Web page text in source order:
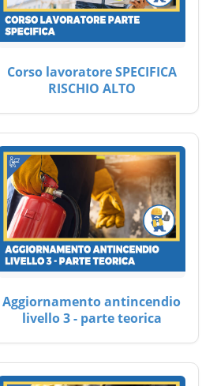
Corso lavoratore SPECIFICA
RISCHIO ALTO
Aggiornamento antincendio
livello 3 - parte teorica